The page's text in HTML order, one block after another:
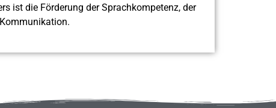
ist die Förderung der Sprachkompetenz, der